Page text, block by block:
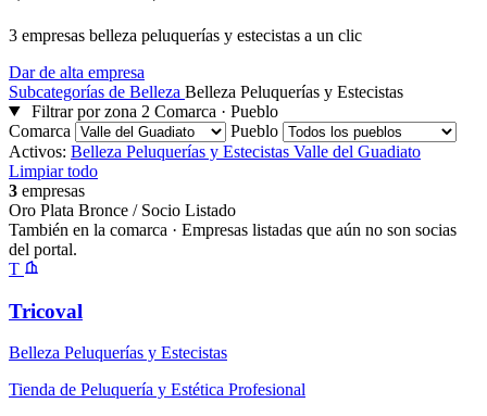
3 empresas belleza peluquerías y estecistas a un clic
Dar de alta empresa
Subcategorías de Belleza Belleza Peluquerías y Estecistas
Filtrar por zona 2 Comarca · Pueblo
Comarca
Pueblo
Activos: Belleza Peluquerías y Estecistas Valle del Guadiato
Limpiar todo
3 empresas
Oro Plata Bronce / Socio Listado
También en la comarca · Empresas listadas que aún no son socias
del portal.
T
Tricoval
Belleza Peluquerías y Estecistas
Tienda de Peluquería y Estética Profesional